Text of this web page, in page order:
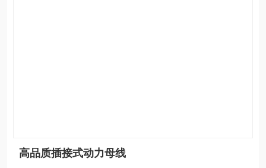
高品质插接式动力母线